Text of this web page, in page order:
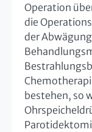
Operation
die
der
bestehen, so